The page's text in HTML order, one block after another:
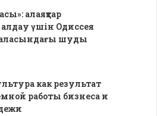
алаяқтар
үшін Одиссея
шуды
как результат
работы бизнеса и